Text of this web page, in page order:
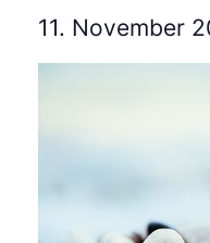
11. November